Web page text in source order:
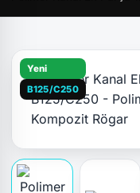
Yeni
B125/C250